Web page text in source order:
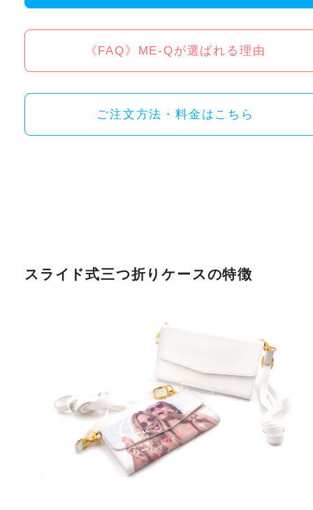
《FAQ》ME-Qが選ばれる理由
ご注文方法・料金はこちら
スライド式三つ折りケースの特徴